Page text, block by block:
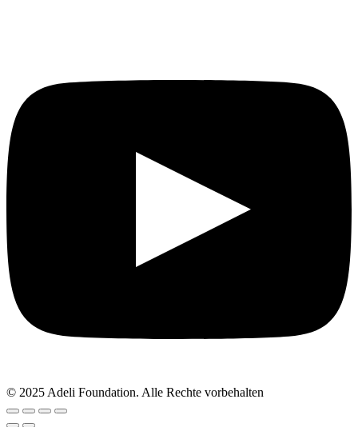
© 2025 Adeli Foundation. Alle Rechte vorbehalten